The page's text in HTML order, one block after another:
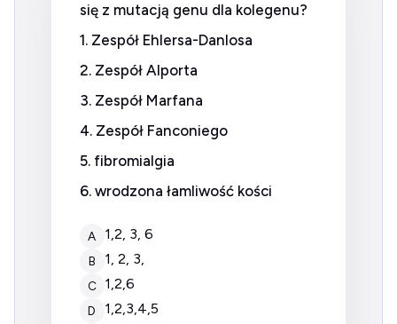
się z mutacją genu dla kolegenu?
1. Zespół Ehlersa-Danlosa
2. Zespół Alporta
3. Zespół Marfana
4. Zespół Fanconiego
5. fibromialgia
6. wrodzona łamliwość kości
A 1,2, 3, 6
B 1, 2, 3,
C 1,2,6
D 1,2,3,4,5